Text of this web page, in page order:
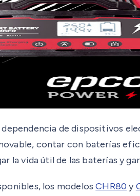
dependencia de dispositivos
contar con baterías
la vida útil de las baterías y
los modelosCHR80 y